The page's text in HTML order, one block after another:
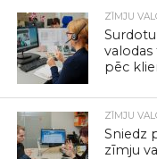
ZĪMJU
pēc
ZĪMJU
Sniedz
zīmju